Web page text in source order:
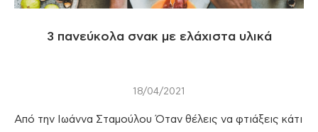
3 πανεύκολα σνακ με ελάχιστα υλικά
18/04/2021
Από την Ιωάννα Σταμούλου Όταν θέλεις να φτιάξεις κάτι